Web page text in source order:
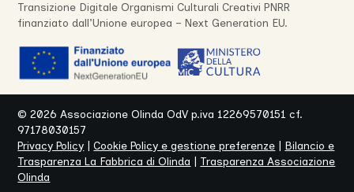
Transizione Digitale Organismi Culturali Creativi PNRR
finanziato dall’Unione europea – Next Generation EU.
©2026 Associazione Olinda OdV p.iva 12269570151 cf.
97178030157
Privacy Policy |Cookie Policy e gestione preferenze
Bilancio e
Trasparenza La Fabbrica di Olinda
Trasparenza Associazione
Olinda